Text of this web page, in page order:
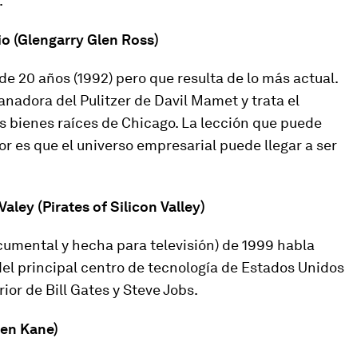
(Glengarry Glen Ross)
20 años (1992) pero que resulta de lo más actual.
del Pulitzer de Davil Mamet y trata el
bienes raíces de Chicago. La lección que puede
es que el universo empresarial puede llegar a ser
(Pirates of Silicon Valley)
y hecha para televisión) de 1999 habla
principal centro de tecnología de Estados Unidos
de Bill Gates y Steve Jobs.
Kane)